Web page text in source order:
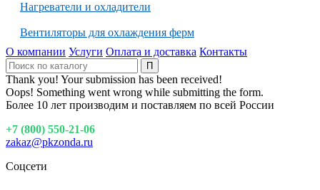
Нагреватели и охладители
Вентиляторы для охлаждения ферм
О компании Услуги Оплата и доставка Контакты
Thank you! Your submission has been received!
Oops! Something went wrong while submitting the form.
Более 10 лет производим и поставляем по всей России
+7 (800) 550-21-06
zakaz@pkzonda.ru
Соцсети